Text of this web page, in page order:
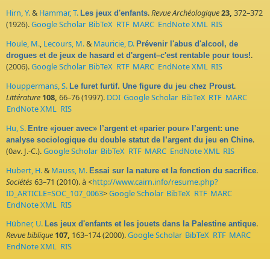
Hirn, Y.& Hammar, T. Les jeux d'enfants.Revue Archéologique23, 372–372
(1926).Google Scholar BibTeX RTF MARC EndNote XML RIS
Houle, M., Lecours, M.& Mauricie, D. Prévenir l'abus d'alcool, de
drogues et de jeux de hasard et d'argent–c'est rentable pour tous!.
(2006).Google Scholar BibTeX RTF MARC EndNote XML RIS
Houppermans, S. Le furet furtif. Une figure du jeu chez Proust.
Littérature 108, 66–76 (1997). DOI Google Scholar BibTeX RTF MARC
EndNote XML RIS
Hu, S. Entre «jouer avec» l’argent et «parier pour» l’argent: une
analyse sociologique du double statut de l’argent du jeu en Chine.
(0av. J.-C.).Google Scholar BibTeX RTF MARC EndNote XML RIS
Hubert, H.& Mauss, M. Essai sur la nature et la fonction du sacrifice.
Sociétés 63–71 (2010). à <http://www.cairn.info/resume.php?
ID_ARTICLE=SOC_107_0063>Google Scholar BibTeX RTF MARC
EndNote XML RIS
Hübner, U. Les jeux d'enfants et les jouets dans la Palestine antique.
Revue biblique 107, 163–174 (2000).Google Scholar BibTeX RTF MARC
EndNote XML RIS